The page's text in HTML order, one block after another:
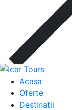
Acasa
Oferte
Destinatii